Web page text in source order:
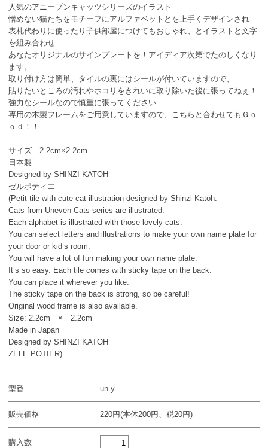
人気のアニーブンキャッツシリーズのイラスト
憎めない猫たちをモチーフにアルファベットとを上手くデザインされ
表札代わりに使ったり子供部屋につけてもおしゃれ、とイラストと文字
を組み合わせ
あなたオリジナルのサインプレートを！アイディア次第でたのしくなり
ます。
取り付け方は簡単、タイルの裏にはシールが付いていますので、
貼りたいところの汚れやホコリをきれいに取り除いた後に張ってねぇ！
強力なシールなので慎重に張ってください
専用の木製フレームをご用意していますので、こちらと合わせてもＧｏ
ｏｄ！！
サイズ 2.2cm×2.2cm
日本製
Designed by SHINZI KATOH
ゼルポティエ
(Petit tile with cute cat illustration designed by Shinzi Katoh.
Cats from Uneven Cats series are illustrated.
Each alphabet is illustrated with those lovely cats.
You can select letters and illustrations to make your own name plate for
your door or kid’s room.
You will have a lot of fun making your own name plate.
It’s so easy. Each tile comes with sticky tape on the back.
You can place it wherever you like.
The sticky tape on the back is strong, so be careful!
Original wood frame is also available.
Size: 2.2cm × 2.2cm
Made in Japan
Designed by SHINZI KATOH
ZELE POTIER)
型番 un-y
販売価格 220円(本体200円、税20円)
購入数